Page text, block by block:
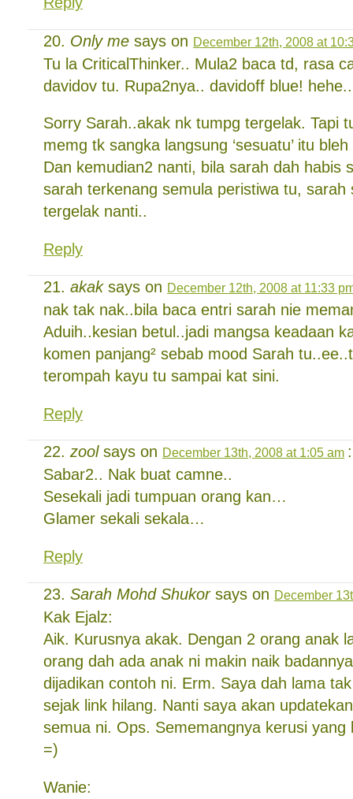
Only me says on December 12th, 2008 at
Tu la CriticalThinker.. Mula2 baca td, rasa
davidov tu. Rupa2nya.. davidoff blue! hehe..
Sorry Sarah..akak nk tumpg tergelak. Tapi
memg tk sangka langsung ‘sesuatu’ itu
Dan kemudian2 nanti, bila sarah dah habis
sarah terkenang semula peristiwa tu, sarah
tergelak nanti..
Reply
akaksays on December 12th, 2008 at 11:33
nak tak nak..bila baca entri sarah nie
Aduih..kesian betul..jadi mangsa keadaan
komen panjang² sebab mood Sarah
terompah kayu tu sampai kat sini.
Reply
zoolsays on December 13th, 2008 at 1:05 am :
Sabar2.. Nak buat camne..
Sesekali jadi tumpuan orang kan…
Glamer sekali sekala…
Reply
Sarah Mohd Shukorsays on December
Kak Ejalz:
Aik. Kurusnya akak. Dengan 2 orang anak
orang dah ada anak ni makin naik
dijadikan contoh ni. Erm. Saya dah lama
sejak link hilang. Nanti saya akan
semua ni. Ops. Sememangnya kerusi yang
=)
Wanie: